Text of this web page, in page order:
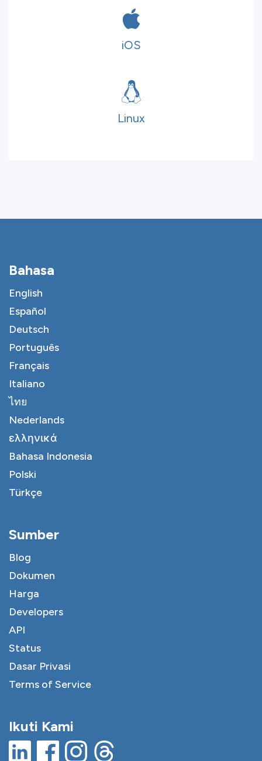
iOS
Linux
Bahasa
English
Español
Deutsch
Português
Français
Italiano
ไทย
Nederlands
ελληνικά
Bahasa Indonesia
Polski
Türkçe
Sumber
Blog
Dokumen
Harga
Developers
API
Status
Dasar Privasi
Terms of Service
Ikuti Kami